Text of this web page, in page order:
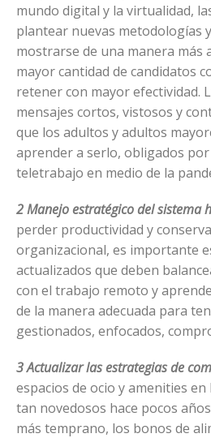
mundo digital y la virtualidad,
plantear nuevas metodologías
mostrarse de una manera más
mayor cantidad de candidatos
retener con mayor efectividad.
mensajes cortos, vistosos y
que los adultos y adultos
aprender a serlo, obligados por
teletrabajo en medio de la
2 Manejo estratégico del sistema
perder productividad y
organizacional, es importante
actualizados que deben
con el trabajo remoto y
de la manera adecuada para
gestionados, enfocados,
3 Actualizar las estrategias de
espacios de ocio y amenities
tan novedosos hace pocos
más temprano, los bonos de